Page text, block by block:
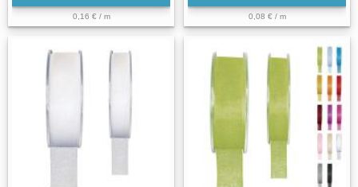
0,16 € / m 0,08 € / m